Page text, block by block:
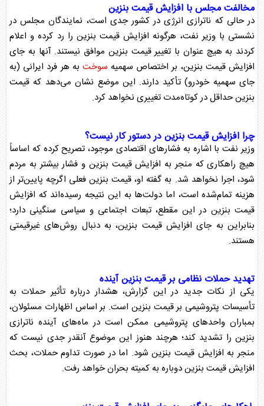
مخالفت مجلس با افزایشقیمت بنزین
در حالی که ناترازیانرژی در کشور جدی است، نمایندگان مجلس در
نشستی با وزیر نفت، هرگونه افزایش قیمت بنزین را رد کرده و اعلام
کردند به هیچ عنوان با تغییرقیمت بنزین موافق نیستند. آنها به جای
افزایشقیمت بنزین، بر اختصاص سهمیه سوخت به هر فرد ایرانی (به
جای سهمیه خودرو) تأکید دارند. این موضع نشان می‌دهد که قیمت
بنزینحداقل در کوتاه‌مدت تغییری نخواهد کرد.
چرا افزایشقیمت بنزیندر دستور کار نیست؟
وزیر نفت با اشاره به فشار‌های اقتصادی موجود، تصریح کرده که اساساً
هیچ راهکاری که منجر به افزایشقیمت بنزین و فشار بیشتر به مردم
شود، اجرا نخواهد شد. به گفته او،قیمت بنزین فعلی اگرچه پایین‌تر از
هزینه تمام‌شده است، اما دولت‌ها به این نتیجه رسیده‌اند که افزایش
قیمت بنزین در این مقطع، تبعات اجتماعی و سیاسی سنگینی دارد؛
بنابراین به جای افزایشقیمت بنزین، به دنبال روش‌های غیرقیمتی
هستند.
تهدید حملات نظامی برقیمت بنزینآینده
یکی از نکات جدید در این گزارش، هشدار درباره تأثیر حملات به
تأسیسات پتروشیمی برقیمت بنزین است. بر اساس اظهارات مسئولان،
بمباران واحد‌های پتروشیمی ممکن است در ماه‌های آینده ناترازی
بنزین را تشدید کند؛ هرچند هنوز این موضوع آنقدر جدی نیست که
منجر به افزایش قیمت بنزینشود. اما در صورت تداوم حملات، بحث
افزایشقیمت بنزیندوباره به کمیته بحران خواهد رفت.